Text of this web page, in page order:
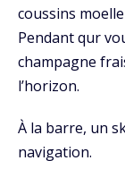
coussins
Pendant qur
champagne
l’horizon.
À la barre, un
navigation.